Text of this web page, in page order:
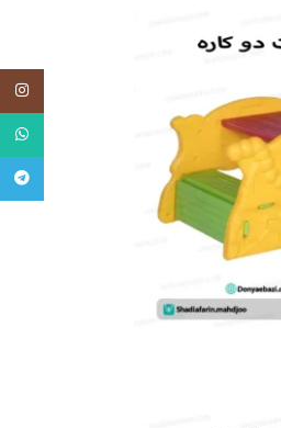
واتساپ
تلگرام